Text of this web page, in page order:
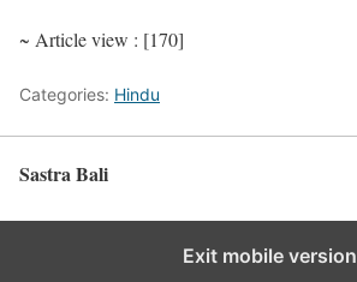
~ Article view : [170]
Categories: Hindu
Sastra Bali
Exit mobile version